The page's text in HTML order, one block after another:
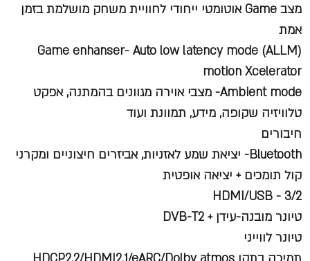
מצב Game אוטומטי ייחודי לחוויית משחק מושלמת בזמן
אמת
Game enhanser- Auto low latency mode (ALLM)
motion Xcelerator
Ambient mode- מצבי אוירה מגוונים בהמתנה, אפקט
טלוויזיה שקופה, מידע, תמוונת ועוד
חיבורים
Bluetooth- יציאת שמע לאזניות, אביזרים חיצוניים ומקרני
קול תומכים + יציאה אופטית
HDMI/USB - 3/2
טיונר מובנה-עידן + DVB-T2
טיונר לווייני